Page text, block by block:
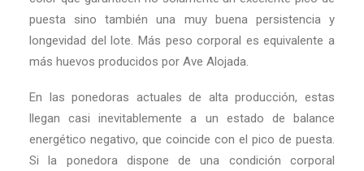
puesta sino también una muy buena persistencia y
longevidad del lote. Más peso corporal es equivalente a
más huevos producidos por Ave Alojada.
En las ponedoras actuales de alta producción, estas
llegan casi inevitablemente a un estado de balance
energético negativo, que coincide con el pico de puesta.
Si la ponedora dispone de una condición corporal